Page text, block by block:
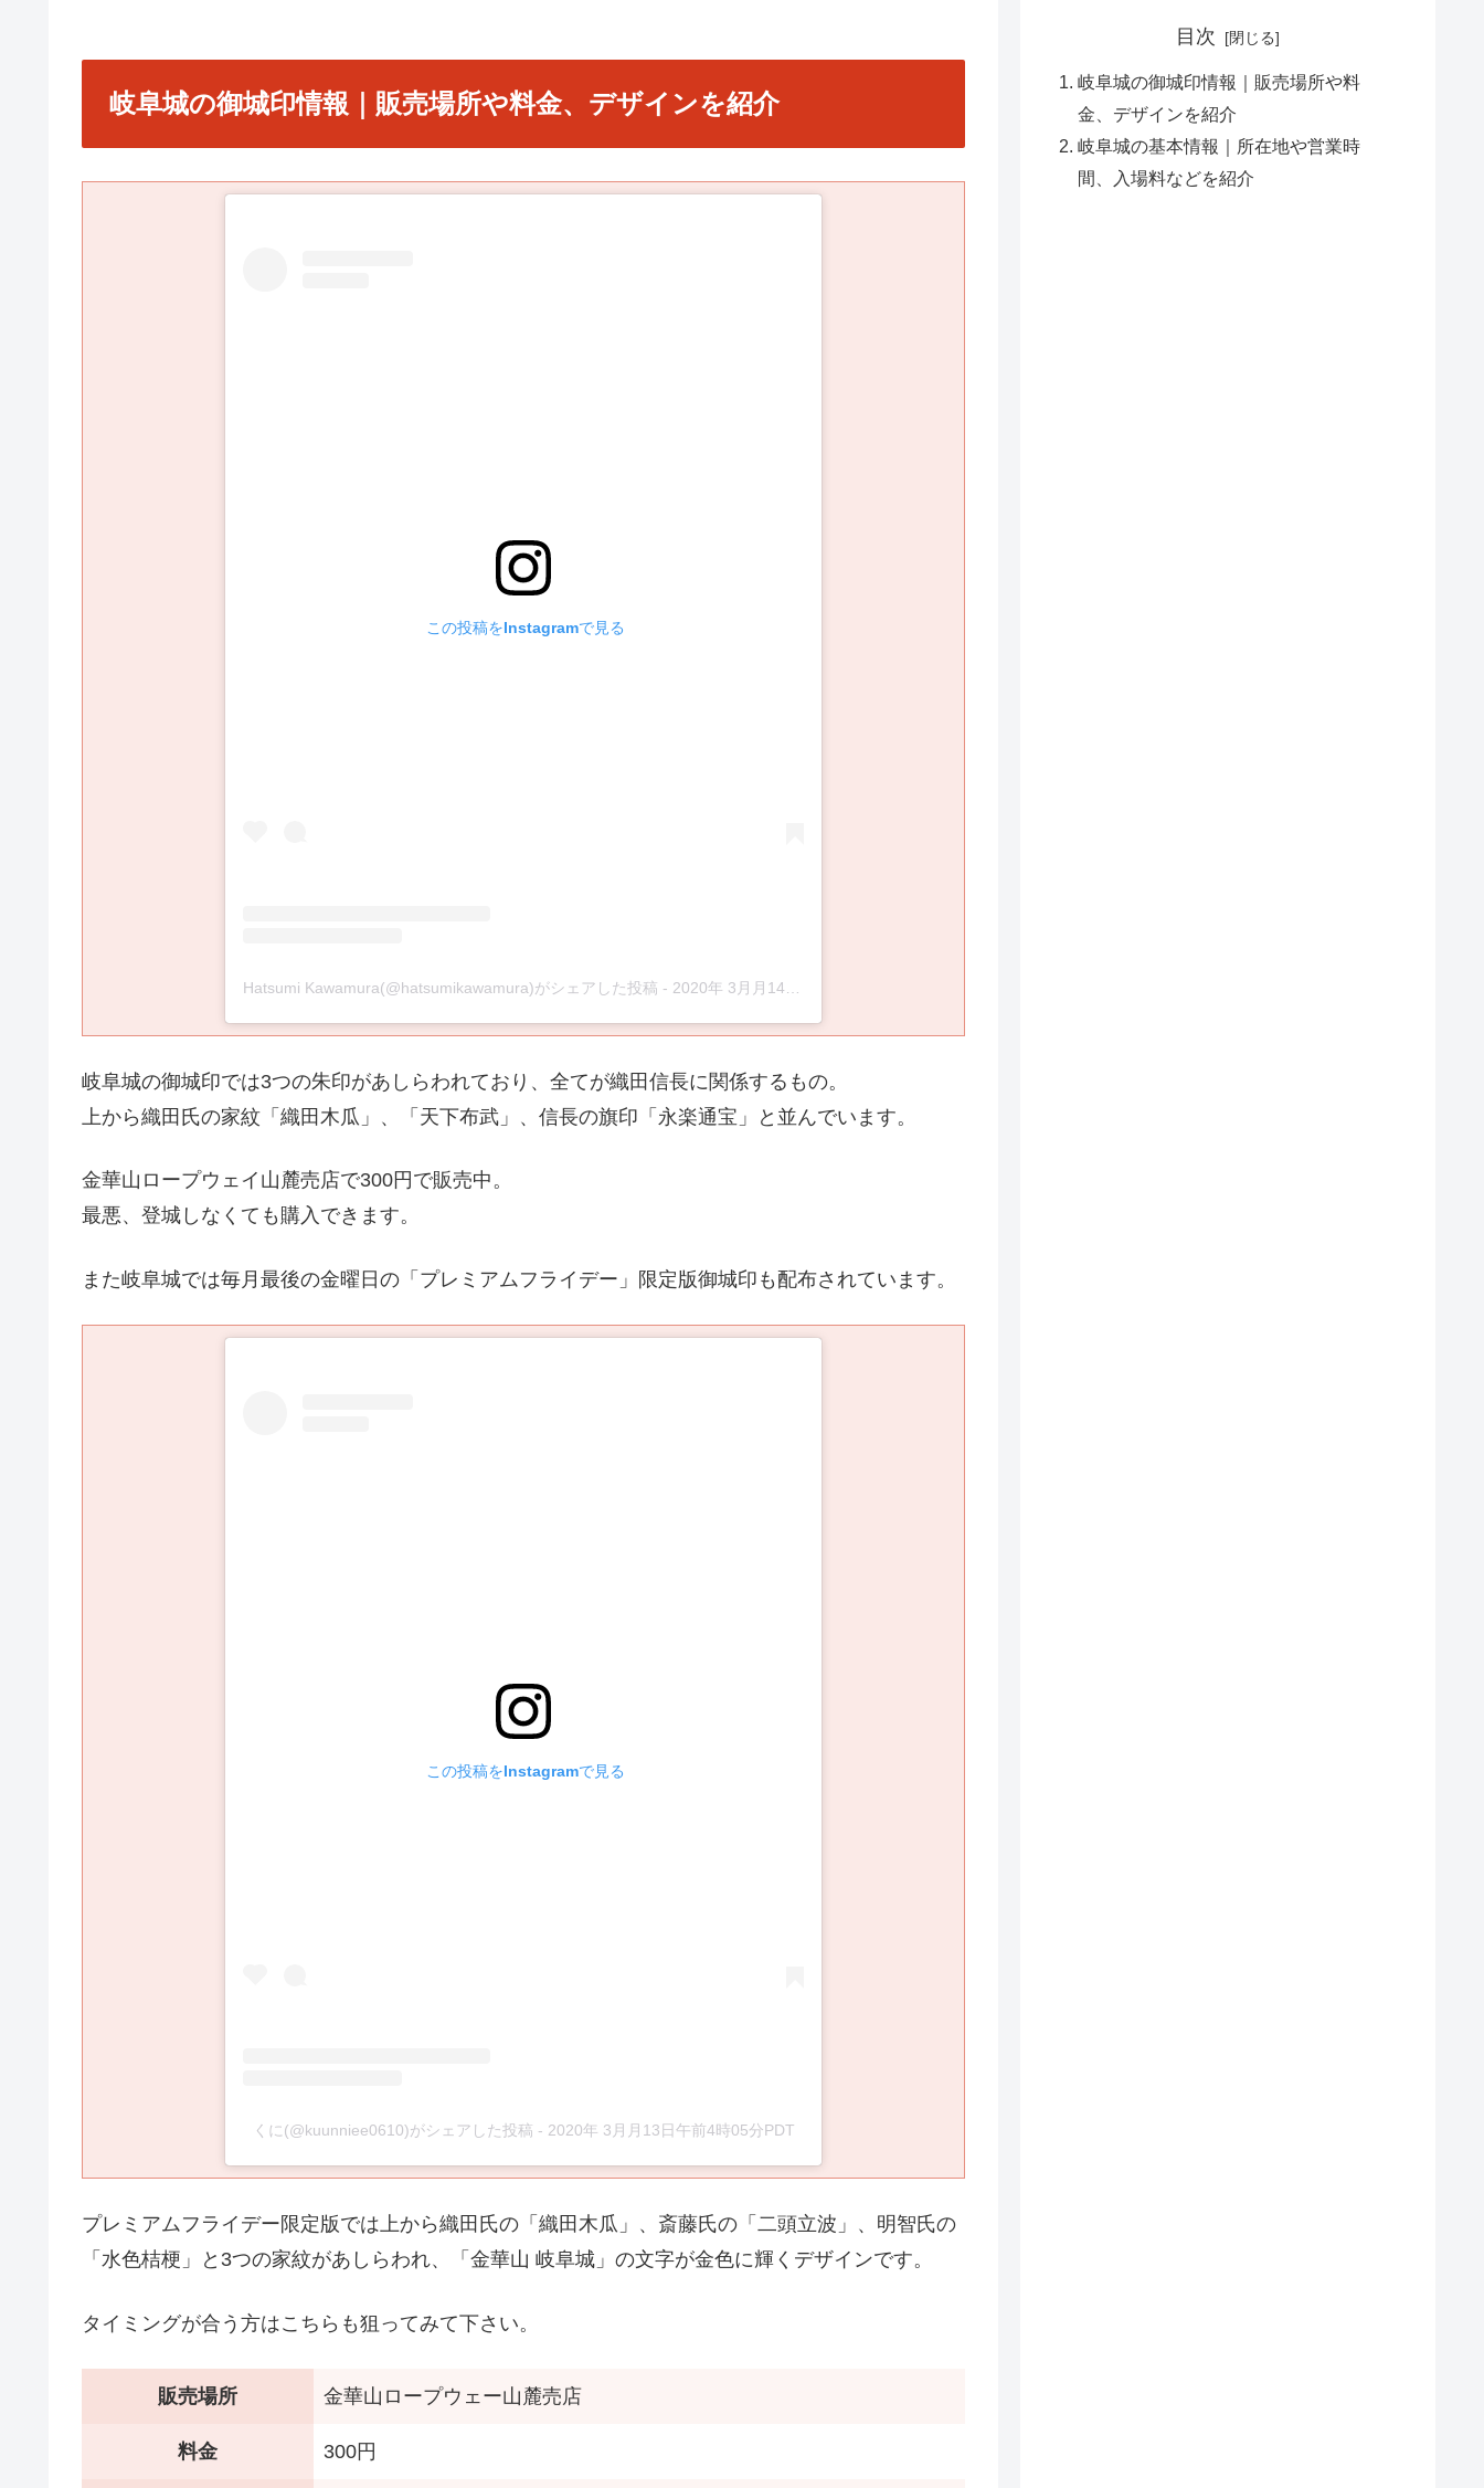
岐阜城の御城印情報｜販売場所や料金、デザインを紹介
この投稿をInstagramで見る
Hatsumi Kawamura(@hatsumikawamura)がシェアした投稿 - 2020年 3月月14日午前5時16分PDT
岐阜城の御城印では3つの朱印があしらわれており、全てが織田信長に関係するもの。
上から織田氏の家紋「織田木瓜」、「天下布武」、信長の旗印「永楽通宝」と並んでいます。
金華山ロープウェイ山麓売店で300円で販売中。
最悪、登城しなくても購入できます。
また岐阜城では毎月最後の金曜日の「プレミアムフライデー」限定版御城印も配布されています。
この投稿をInstagramで見る
くに(@kuunniee0610)がシェアした投稿 - 2020年 3月月13日午前4時05分PDT
プレミアムフライデー限定版では上から織田氏の「織田木瓜」、斎藤氏の「二頭立波」、明智氏の
「水色桔梗」と3つの家紋があしらわれ、「金華山 岐阜城」の文字が金色に輝くデザインです。
タイミングが合う方はこちらも狙ってみて下さい。
販売場所 金華山ロープウェー山麓売店
料金 300円
目次
岐阜城の御城印情報｜販売場所や料
金、デザインを紹介
岐阜城の基本情報｜所在地や営業時
間、入場料などを紹介